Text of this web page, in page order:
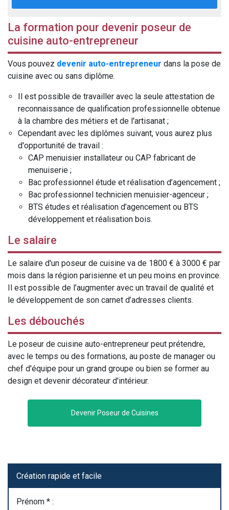
La formation pour devenir poseur de
cuisine auto-entrepreneur
Vous pouvez devenir auto-entrepreneur dans la pose de
cuisine avec ou sans diplôme.
Il est possible de travailler avec la seule attestation de
reconnaissance de qualification professionnelle obtenue
à la chambre des métiers et de l'artisanat ;
Cependant avec les diplômes suivant, vous aurez plus
d'opportunité de travail :
CAP menuisier installateur ou CAP fabricant de
menuiserie ;
Bac professionnel étude et réalisation d’agencement ;
Bac professionnel technicien menuisier-agenceur ;
BTS études et réalisation d’agencement ou BTS
développement et réalisation bois.
Le salaire
Le salaire d'un poseur de cuisine va de 1800 € à 3000 € par
mois dans la région parisienne et un peu moins en province.
Il est possible de l’augmenter avec un travail de qualité et
le développement de son carnet d’adresses clients.
Les débouchés
Le poseur de cuisine auto-entrepreneur peut prétendre,
avec le temps ou des formations, au poste de manager ou
chef d'équipe pour un grand groupe ou bien se former au
design et devenir décorateur d'intérieur.
Devenir Poseur de Cuisines
Création rapide et facile
Prénom * :